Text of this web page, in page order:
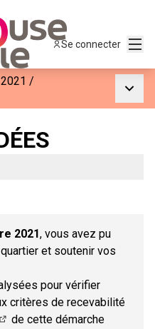
Se connecter
/
2021, vous avez pu
et soutenir vos
pour vérifier
critères de recevabilité
de cette démarche